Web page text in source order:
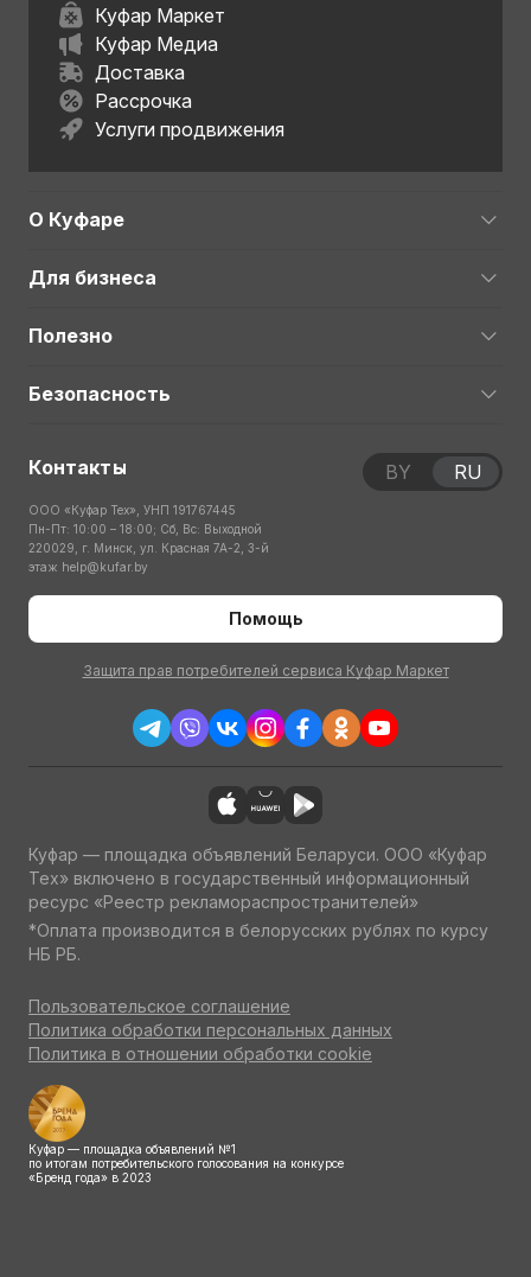
Куфар Маркет
Куфар Медиа
Доставка
Рассрочка
Услуги продвижения
О Куфаре
Для бизнеса
Полезно
Безопасность
Контакты
ООО «Куфар Тех», УНП 191767445
Пн-Пт: 10:00 – 18:00; Сб, Вс: Выходной
220029, г. Минск, ул. Красная 7А-2, 3-й
этаж help@kufar.by
Помощь
Защита прав потребителей сервиса Куфар Маркет
BY RU
Куфар — площадка объявлений Беларуси. ООО «Куфар
Тех» включено в государственный информационный
ресурс «Реестр рекламораспространителей»
*Оплата производится в белорусских рублях по курсу
НБ РБ.
Пользовательское соглашение
Политика обработки персональных данных
Политика в отношении обработки cookie
Куфар — площадка объявлений №1
по итогам потребительского голосования на конкурсе
«Бренд года» в 2023